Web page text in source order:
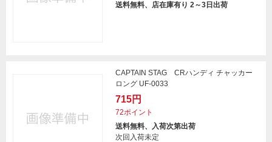
送料無料、店在庫有り 2～3日出荷
CAPTAIN STAG CRハンディ チャッカー
ロング UF-0033
715円
72ポイント
送料無料、入荷次第出荷
次回入荷未定